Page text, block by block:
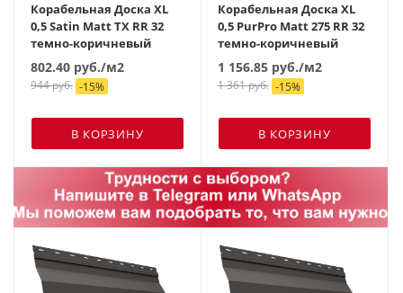
Корабельная Доска XL
0,5 Satin Matt TX RR 32
темно-коричневый
802.40 руб./м2
944руб. -15%
В КОРЗИНУ
Корабельная Доска XL
0,5 PurPro Matt 275 RR 32
темно-коричневый
1 156.85 руб./м2
1 361руб. -15%
В КОРЗИНУ